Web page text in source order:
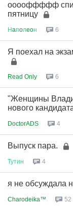
ооооффффф
пятницу
Нaпoлeoн 6
Я поехал на
Read Only 6
"Женщины
нового
DoctorADS 4
Выпуск пара.
Тутин 4
я не обсуждала
Charodeika™ 52